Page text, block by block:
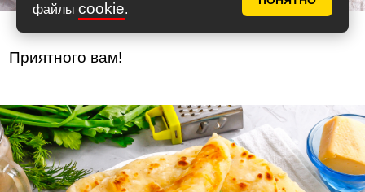
файлы cookie.
Приятного вам!